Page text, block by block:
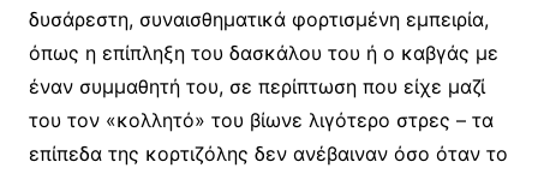
δυσάρεστη, συναισθηματικά φορτισμένη εμπειρία,
όπως η επίπληξη του δασκάλου του ή ο καβγάς με
έναν συμμαθητή του, σε περίπτωση που είχε μαζί
του τον «κολλητό» του βίωνε λιγότερο στρες – τα
επίπεδα της κορτιζόλης δεν ανέβαιναν όσο όταν το